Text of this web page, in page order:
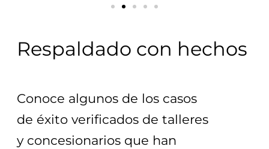
Respaldado con hechos
Conoce algunos de los casos
de éxito verificados de talleres
y concesionarios que han